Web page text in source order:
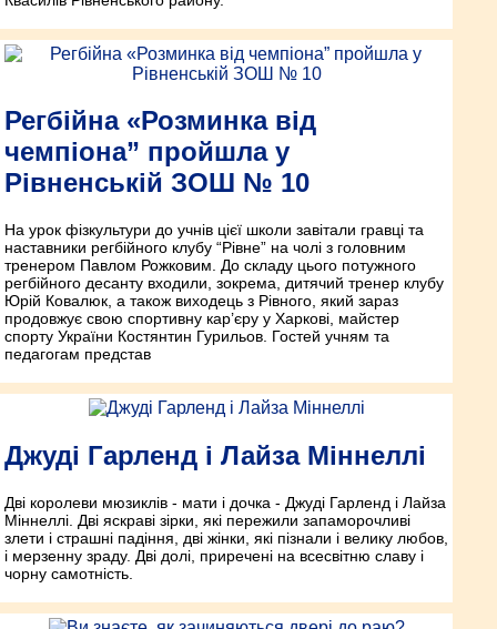
Регбійна «Розминка від
чемпіона” пройшла у
Рівненській ЗОШ № 10
На урок фізкультури до учнів цієї школи завітали гравці та
наставники регбійного клубу “Рівне” на чолі з головним
тренером Павлом Рожковим. До складу цього потужного
регбійного десанту входили, зокрема, дитячий тренер клубу
Юрій Ковалюк, а також виходець з Рівного, який зараз
продовжує свою спортивну кар’єру у Харкові, майстер
спорту України Костянтин Гурильов. Гостей учням та
педагогам представ
Джуді Гарленд і Лайза Міннеллі
Дві королеви мюзиклів - мати і дочка - Джуді Гарленд і Лайза
Міннеллі. Дві яскраві зірки, які пережили запаморочливі
злети і страшні падіння, дві жінки, які пізнали і велику любов,
і мерзенну зраду. Дві долі, приречені на всесвітню славу і
чорну самотність.